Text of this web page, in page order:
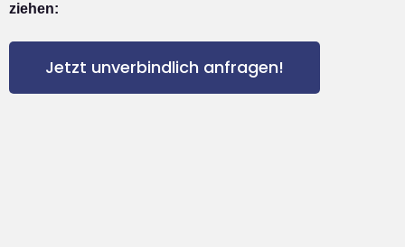
ziehen:
Jetzt unverbindlich anfragen!